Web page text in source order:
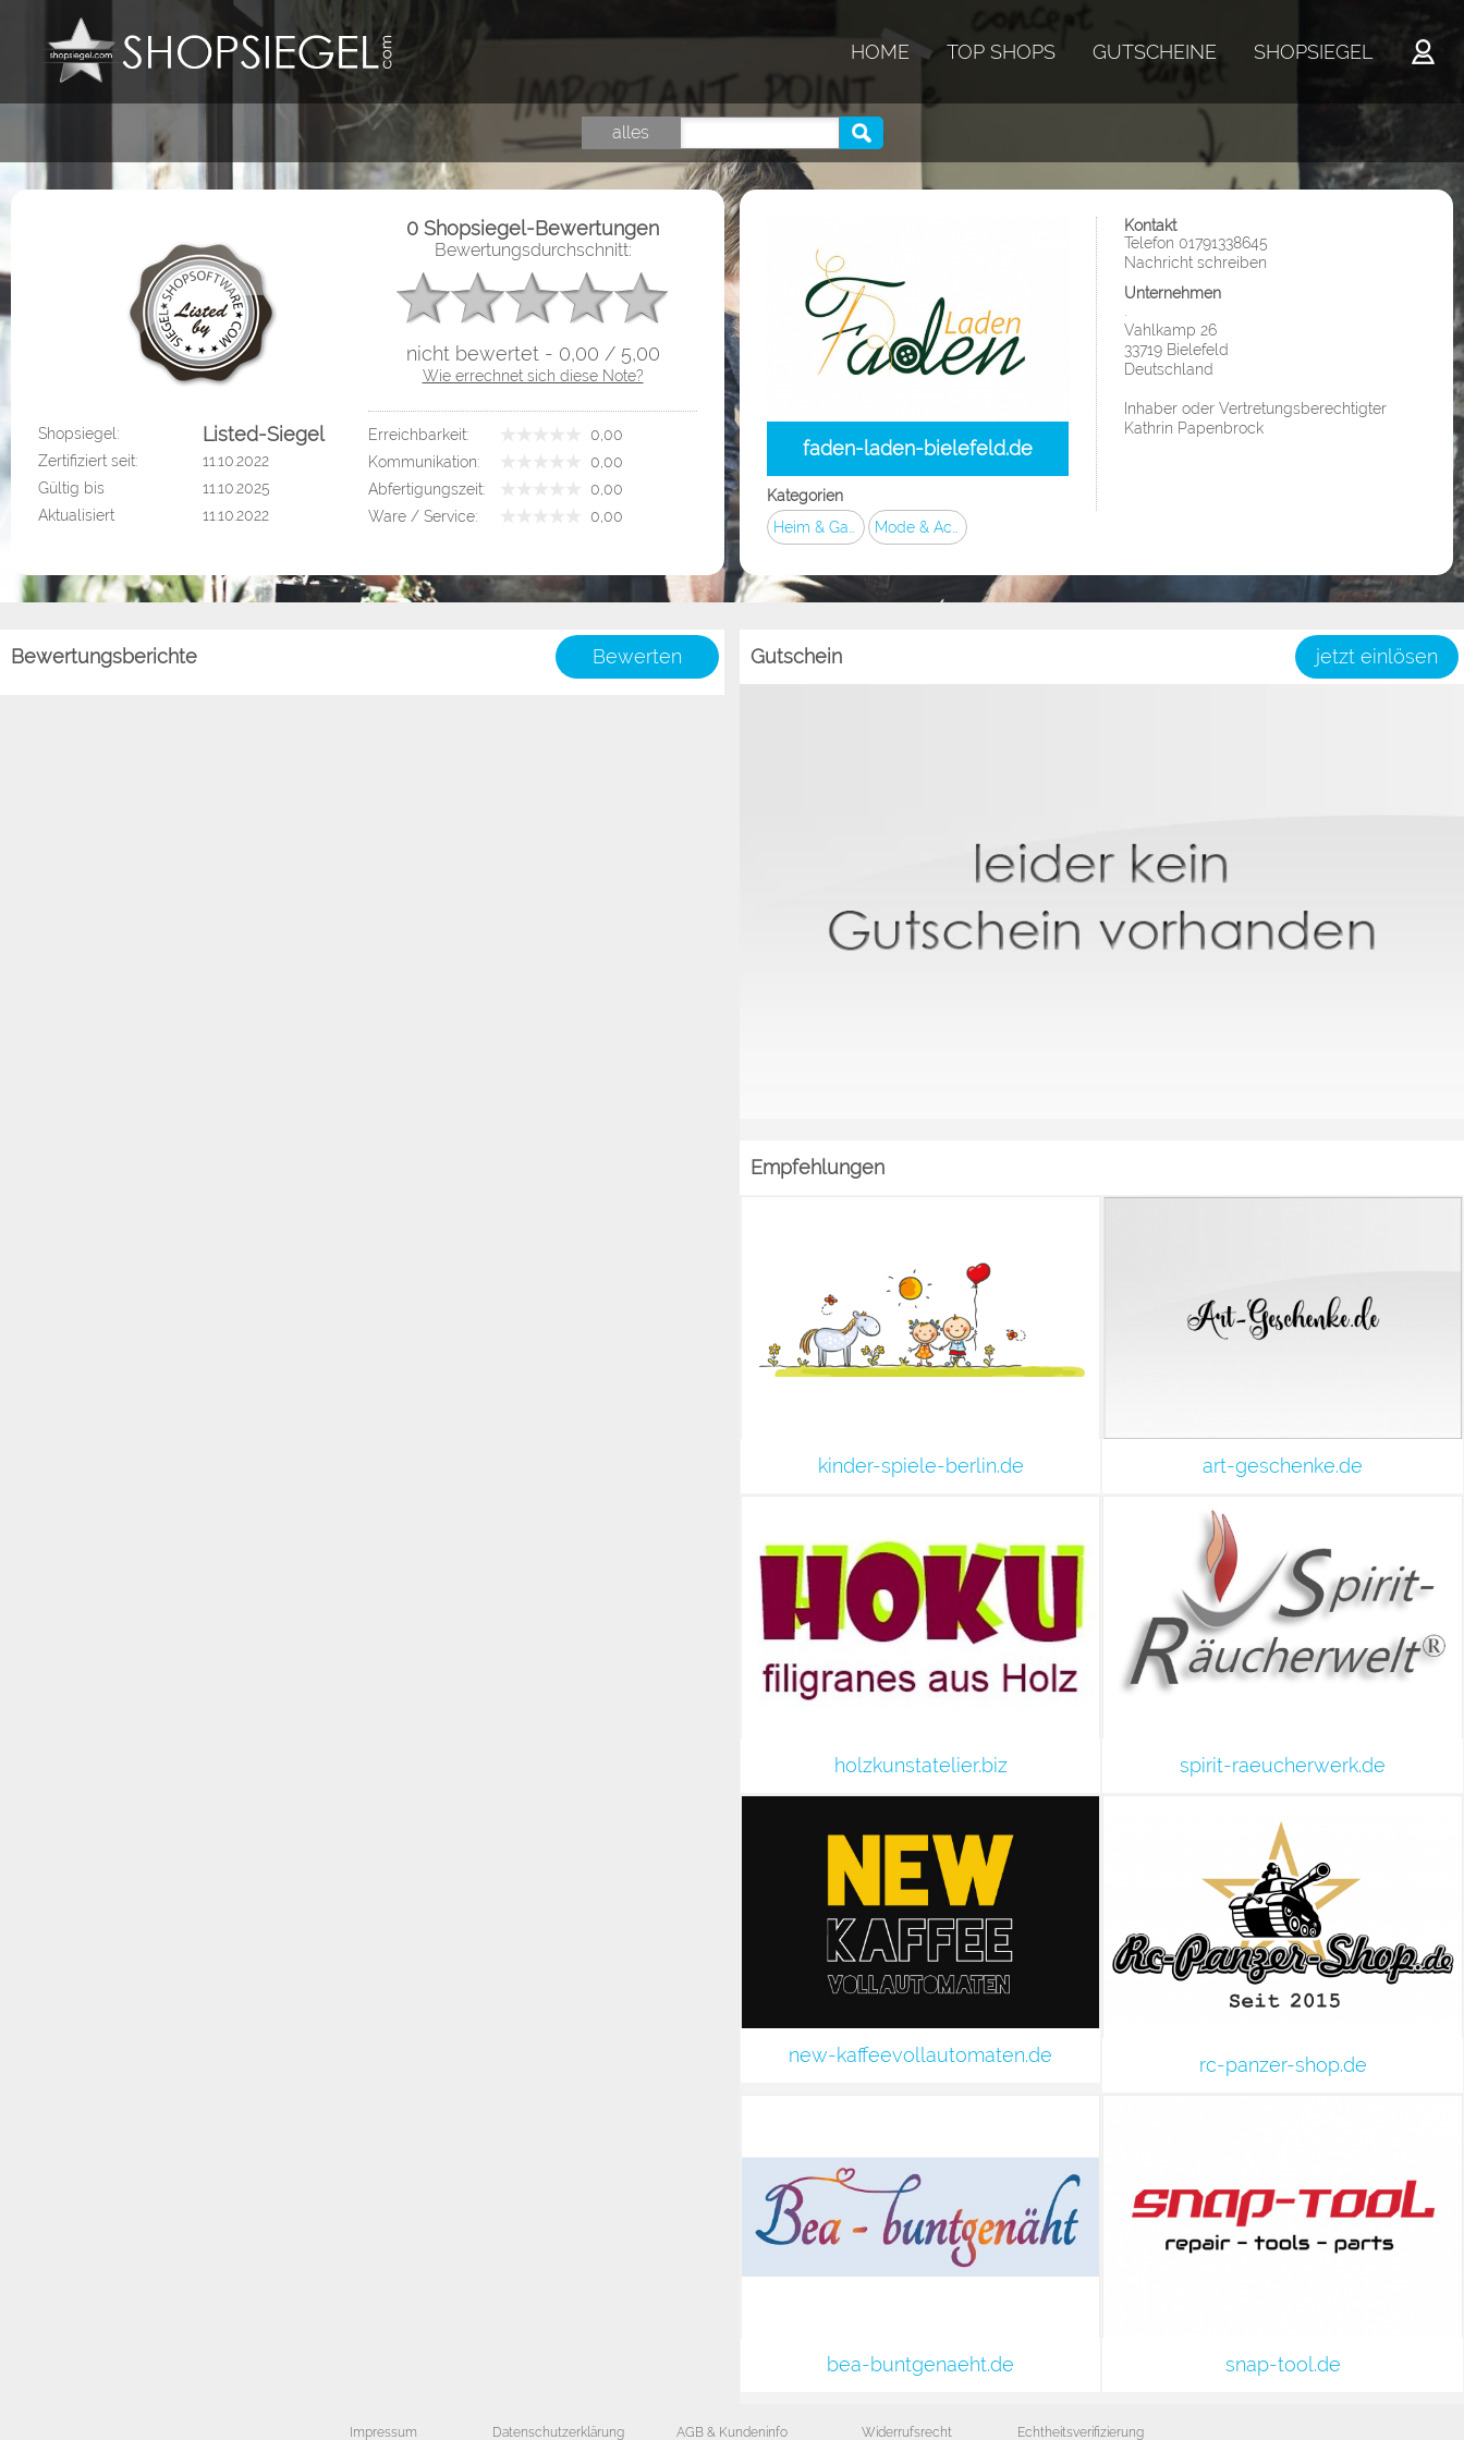
HOME TOP SHOPS GUTSCHEINE SHOPSIEGEL
alles
Shopsiegel: Listed-Siegel
Zertifiziert seit:
11.10.2022
Gültig bis
11.10.2025
Aktualisiert
11.10.2022
0 Shopsiegel-Bewertungen
Bewertungsdurchschnitt:
nicht bewertet - 0,00 / 5,00
Wie errechnet sich diese Note?
Erreichbarkeit:
­ 0,00
Kommunikation:
­ 0,00
Abfertigungszeit:
­ 0,00
Ware / Service:
­ 0,00
faden-laden-bielefeld.de
Kategorien
Kontakt
Telefon 01791338645
Nachricht schreiben
Unternehmen
Vahlkamp 26
33719 Bielefeld
Deutschland
Inhaber oder Vertretungsberechtigter
Kathrin Papenbrock
Bewertungsberichte Bewerten Gutschein jetzt einlösen
Empfehlungen
kinder-spiele-berlin.de art-geschenke.de
holzkunstatelier.biz spirit-raeucherwerk.de
new-kaffeevollautomaten.de rc-panzer-shop.de
bea-buntgenaeht.de snap-tool.de
Impressum Datenschutzerklärung AGB & Kundeninfo Widerrufsrecht Echtheitsverifizierung